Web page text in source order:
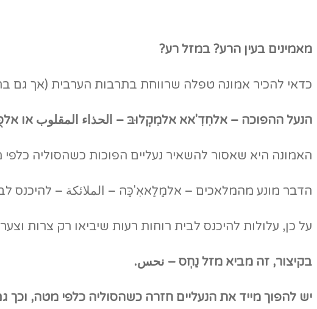
מאמינים בעין הרע? במזל רע?
כדאי להכיר אמונה טפלה שרווחת בתרבות הערבית (אך גם
הנעל ההפוכה – אלחִדִ'אא אלמִקְלוּבּ – الحذاء المقلوب או
האמונה היא שאסור להשאיר נעליים הפוכות כשהסוליה
הדבר מונע מהמלאכים – אלמַלַאאִ'כַּה – الملائكة – להיכנס
על כן, עלולות להיכנס לבית רוחות רעות שיביאו רק צרות
בקיצור, זה מביא מזל נַחְס – نحس.
יש להפוך מייד את הנעליים חזרה כשהסוליה כלפי מטה,